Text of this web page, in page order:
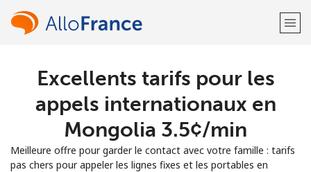
Bienvenue!
Vous avez déjà un compte?
S'enregistrer avec
Excellents tarifs pour les
appels internationaux en
Mongolia ⁦3.5¢⁩/min
Meilleure offre pour garder le contact avec votre famille : tarifs
pas chers pour appeler les lignes fixes et les portables en